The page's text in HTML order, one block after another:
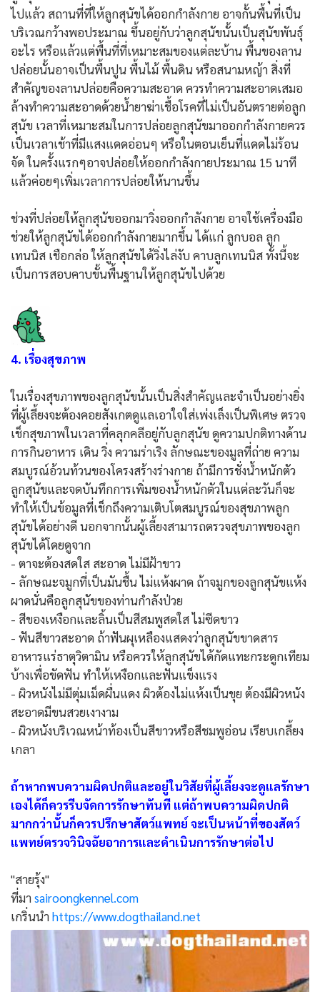
ไปแล้ว สถานที่ที่ให้ลูกสุนัขได้ออกกำลังกาย อาจกั้นพื้นที่เป็น
บริเวณกว้างพอประมาณ ขึ้นอยู่กับว่าลูกสุนัขนั้นเป็นสุนัขพันธุ์
อะไร หรือแล้วแต่พื้นที่ที่เหมาะสมของแต่ละบ้าน พื้นของลาน
ปล่อยนั้นอาจเป็นพื้นปูน พื้นไม้ พื้นดิน หรือสนามหญ้า สิ่งที่
สำคัญของลานปล่อยคือความสะอาด ควรทำความสะอาดเสมอ
ล้างทำความสะอาดด้วยน้ำยาฆ่าเชื้อโรคที่ไม่เป็นอันตรายต่อลูก
สุนัข เวลาที่เหมาะสมในการปล่อยลูกสุนัขมาออกกำลังกายควร
เป็นเวลาเช้าที่มีแสงแดดอ่อนๆ หรือในตอนเย็นที่แดดไม่ร้อน
จัด ในครั้งแรกๆอาจปล่อยให้ออกกำลังกายประมาณ 15 นาที
แล้วค่อยๆเพิ่มเวลาการปล่อยให้นานขึ้น
ช่วงที่ปล่อยให้ลูกสุนัขออกมาวิ่งออกกำลังกาย อาจใช้เครื่องมือ
ช่วยให้ลูกสุนัขได้ออกกำลังกายมากขึ้น ได้แก่ ลูกบอล ลูก
เทนนิส เชือกล่อ ให้ลูกสุนัขได้วิ่งไล่งับ คาบลูกเทนนิส ทั้งนี้จะ
เป็นการสอบคาบขั้นพื้นฐานให้ลูกสุนัขไปด้วย
4. เรื่องสุขภาพ
ในเรื่องสุขภาพของลูกสุนัขนั้นเป็นสิ่งสำคัญและจำเป็นอย่างยิ่ง
ที่ผู้เลี้ยงจะต้องคอยสังเกตดูแลเอาใจใส่เพ่งเล็งเป็นพิเศษ ตรวจ
เช็กสุขภาพในเวลาที่คลุกคลีอยู่กับลูกสุนัข ดูความปกติทางด้าน
การกินอาหาร เดิน วิ่ง ความร่าเริง ลักษณะของมูลที่ถ่าย ความ
สมบูรณ์อ้วนท้วนของโครงสร้างร่างกาย ถ้ามีการชั่งน้ำหนักตัว
ลูกสุนัขและจดบันทึกการเพิ่มของน้ำหนักตัวในแต่ละวันก็จะ
ทำให้เป็นข้อมูลที่เช็กถึงความเติบโตสมบูรณ์ของสุขภาพลูก
สุนัขได้อย่างดี นอกจากนั้นผู้เลี้ยงสามารถตรวจสุขภาพของลูก
สุนัขได้โดยดูจาก
- ตาจะต้องสดใส สะอาด ไม่มีฝ้าขาว
- ลักษณะจมูกที่เป็นมันชื้น ไม่แห้งผาด ถ้าจมูกของลูกสุนัขแห้ง
ผาดนั่นคือลูกสุนัขของท่านกำลังป่วย
- สีของเหงือกและลิ้นเป็นสีสมพูสดใส ไม่ซีดขาว
- ฟันสีขาวสะอาด ถ้าฟันผุเหลืองแสดงว่าลูกสุนัขขาดสาร
อาหารแร่ธาตุวิตามิน หรือควรให้ลูกสุนัขได้กัดแทะกระดูกเทียม
บ้างเพื่อขัดฟัน ทำให้เหงือกและฟันแข็งแรง
- ผิวหนังไม่มีตุ่มเม็ดผื่นแดง ผิวต้องไม่แห้งเป็นขุย ต้องมีผิวหนัง
สะอาดมีขนสวยเงางาม
- ผิวหนังบริเวณหน้าท้องเป็นสีขาวหรือสีชมพูอ่อน เรียบเกลี้ยง
เกลา
ถ้าหากพบความผิดปกติและอยู่ในวิสัยที่ผู้เลี้ยงจะดูแลรักษา
เองได้ก็ควรรีบจัดการรักษาทันที แต่ถ้าพบความผิดปกติ
มากกว่านั้นก็ควรปรึกษาสัตว์แพทย์ จะเป็นหน้าที่ของสัตว์
แพทย์ตรวจวินิจฉัยอาการและดำเนินการรักษาต่อไป
"สายรุ้ง"
ที่มา sairoongkennel.com
เกริ่นนำ https://www.dogthailand.net